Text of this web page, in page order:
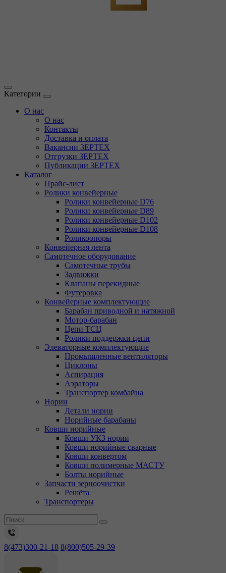
Категории
О нас
О нас
Контакты
Доставка и оплата
Вакансии ЗЕРТЕХ
Отгрузки ЗЕРТЕХ
Публикации ЗЕРТЕХ
Каталог
Прайс-лист
Ролики конвейерные
Ролики конвейерные D76
Ролики конвейерные D89
Ролики конвейерные D102
Ролики конвейерные D108
Роликоопоры
Конвейерная лента
Самотечное оборудование
Самотечные трубы
Задвижки
Клапаны перекидные
Футеровка
Конвейерные комплектующие
Барабан приводной и натяжной
Мотор-барабан
Цепи ТСЦ
Ролики поддержки цепи
Элеваторные комплектующие
Промышленные вентиляторы
Циклоны
Аспирация
Аэраторы
Транспортер комбайна
Нории
Детали нории
Норийные барабаны
Ковши норийные
Ковши УКЗ нории
Ковши норийные сварные
Ковши конвертом
Ковши полимерные МАСТУ
Болты норийные
Запчасти зерноочистки
Решёта
Транспортеры
8(473)300-21-18 8(800)505-29-39